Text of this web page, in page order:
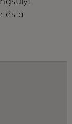
és a